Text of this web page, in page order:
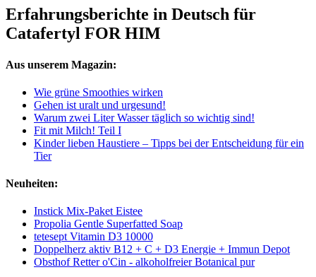
Erfahrungsberichte in Deutsch für
Catafertyl FOR HIM
Aus unserem Magazin:
Wie grüne Smoothies wirken
Gehen ist uralt und urgesund!
Warum zwei Liter Wasser täglich so wichtig sind!
Fit mit Milch! Teil I
Kinder lieben Haustiere – Tipps bei der Entscheidung für ein
Tier
Neuheiten:
Instick Mix-Paket Eistee
Propolia Gentle Superfatted Soap
tetesept Vitamin D3 10000
Doppelherz aktiv B12 + C + D3 Energie + Immun Depot
Obsthof Retter o'Cin - alkoholfreier Botanical pur